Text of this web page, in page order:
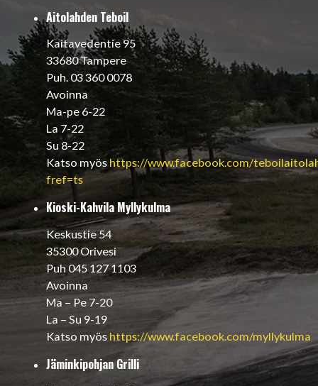
Aitolahden Teboil
Kaitavedentie 95
33680 Tampere
Puh. 03 360 0078
Avoinna
Ma-pe 6-22
La 7-22
Su 8-22
Katso myöshttps://www.facebook.com/
fref=ts
Kioski-Kahvila Myllykulma
Keskustie 54
35300 Orivesi
Puh 045 127 1103
Avoinna
Ma – Pe 7-20
La – Su 9-19
Katso myös https://www.facebook.com/myllykulma
Jäminkipohjan Grilli